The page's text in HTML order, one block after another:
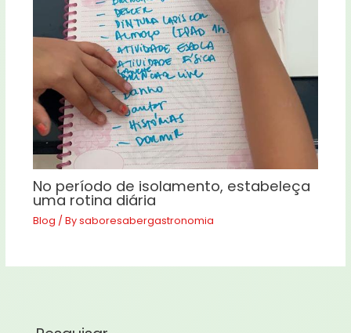
No período de isolamento, estabeleça
uma rotina diária
Blog / Bysaboresabergastronomia